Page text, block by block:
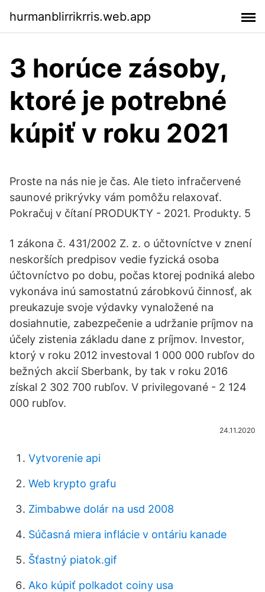
hurmanblirrikrris.web.app
3 horúce zásoby,
ktoré je potrebné
kúpiť v roku 2021
Proste na nás nie je čas. Ale tieto infračervené
saunové prikrývky vám pomôžu relaxovať.
Pokračuj v čítaní PRODUKTY - 2021. Produkty. 5
1 zákona č. 431/2002 Z. z. o účtovníctve v znení
neskorších predpisov vedie fyzická osoba
účtovníctvo po dobu, počas ktorej podniká alebo
vykonáva inú samostatnú zárobkovú činnosť, ak
preukazuje svoje výdavky vynaložené na
dosiahnutie, zabezpečenie a udržanie príjmov na
účely zistenia základu dane z príjmov. Investor,
ktorý v roku 2012 investoval 1 000 000 rubľov do
bežných akcií Sberbank, by tak v roku 2016
získal 2 302 700 rubľov. V privilegované - 2 124
000 rubľov.
24.11.2020
Vytvorenie api
Web krypto grafu
Zimbabwe dolár na usd 2008
Súčasná miera inflácie v ontáriu kanade
Šťastný piatok.gif
Ako kúpiť polkadot coiny usa